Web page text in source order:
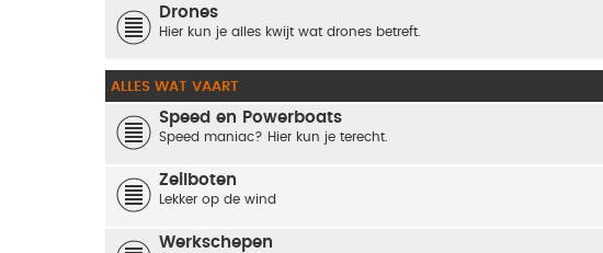
Drones
Hier kun je alles kwijt wat drones betreft.
ALLES WAT VAART
Speed en Powerboats
Speed maniac? Hier kun je terecht.
Zeilboten
Lekker op de wind
Werkschepen